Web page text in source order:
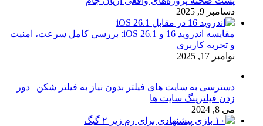
دسامبر 9, 2025
مقایسه اندروید 16 و iOS 26.1: بررسی کامل سرعت، امنیت
و تجربه کاربری
نوامبر 17, 2025
دسترسی به سایت های فیلتر بدون نیاز به فیلتر شکن | دور
زدن فیلترینگ سایت ها
می 8, 2024